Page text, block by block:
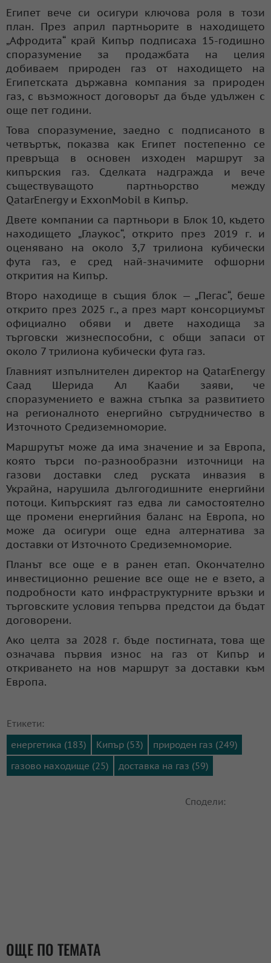
Египет вече си осигури ключова роля в този
план. През април партньорите в находището
„Афродита“ край Кипър подписаха 15-годишно
споразумение за продажбата на целия
добиваем природен газ от находището на
Египетската държавна компания за природен
газ, с възможност договорът да бъде удължен с
още пет години.
Това споразумение, заедно с подписаното в
четвъртък, показва как Египет постепенно се
превръща в основен изходен маршрут за
кипърския газ. Сделката надгражда и вече
съществуващото партньорство между
QatarEnergy и ExxonMobil в Кипър.
Двете компании са партньори в Блок 10, където
находището „Глаукос“, открито през 2019 г. и
оценявано на около 3,7 трилиона кубически
фута газ, е сред най-значимите офшорни
открития на Кипър.
Второ находище в същия блок — „Пегас“, беше
открито през 2025 г., а през март консорциумът
официално обяви и двете находища за
търговски жизнеспособни, с общи запаси от
около 7 трилиона кубически фута газ.
Главният изпълнителен директор на QatarEnergy
Саад Шерида Ал Кааби заяви, че
споразумението е важна стъпка за развитието
на регионалното енергийно сътрудничество в
Източното Средиземноморие.
Маршрутът може да има значение и за Европа,
която търси по-разнообразни източници на
газови доставки след руската инвазия в
Украйна, нарушила дългогодишните енергийни
потоци. Кипърският газ едва ли самостоятелно
ще промени енергийния баланс на Европа, но
може да осигури още една алтернатива за
доставки от Източното Средиземноморие.
Планът все още е в ранен етап. Окончателно
инвестиционно решение все още не е взето, а
подробности като инфраструктурните връзки и
търговските условия тепърва предстои да бъдат
договорени.
Ако целта за 2028 г. бъде постигната, това ще
означава първия износ на газ от Кипър и
откриването на нов маршрут за доставки към
Европа.
Етикети:
енергетика (183)
Кипър (53)
природен газ (249)
газово находище (25)
доставка на газ (59)
Сподели:
ОЩЕ ПО ТЕМАТА